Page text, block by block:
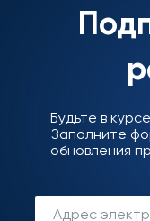
Будьте в
Заполните
обновления